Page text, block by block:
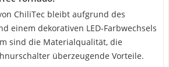
ChiliTec bleibt aufgrund des
einem dekorativen LED-Farbwechsels
sind die Materialqualität, die
überzeugende Vorteile.